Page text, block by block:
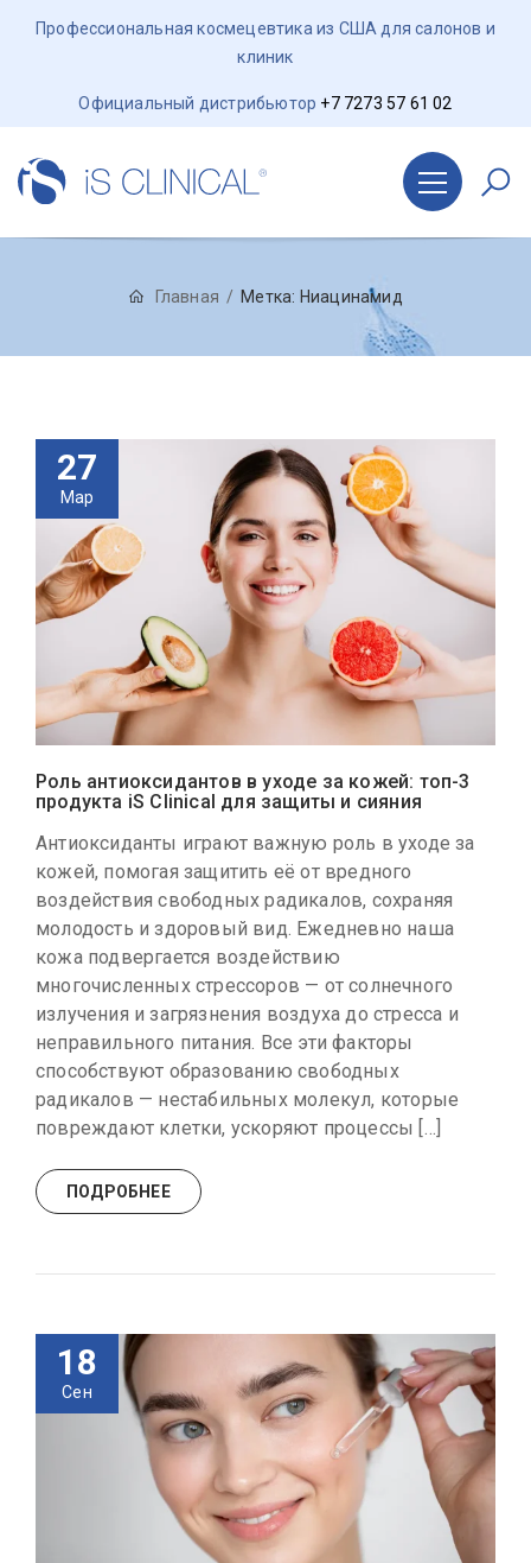
Профессиональная космецевтика из США для салонов и
клиник
Официальный дистрибьютор +7 7273 57 61 02
Главная Метка: Ниацинамид
27
Мар
Роль антиоксидантов в уходе за кожей: топ-3
продукта iS Clinical для защиты и сияния
Антиоксиданты играют важную роль в уходе за
кожей, помогая защитить её от вредного
воздействия свободных радикалов, сохраняя
молодость и здоровый вид. Ежедневно наша
кожа подвергается воздействию
многочисленных стрессоров — от солнечного
излучения и загрязнения воздуха до стресса и
неправильного питания. Все эти факторы
способствуют образованию свободных
радикалов — нестабильных молекул, которые
повреждают клетки, ускоряют процессы […]
ПОДРОБНЕЕ
18
Сен